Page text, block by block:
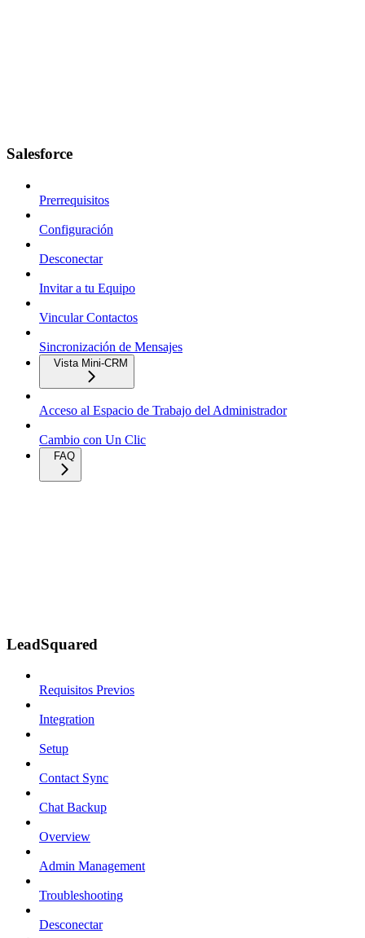
Salesforce
Prerrequisitos
Configuración
Desconectar
Invitar a tu Equipo
Vincular Contactos
Sincronización de Mensajes
Vista Mini-CRM
Acceso al Espacio de Trabajo del Administrador
Cambio con Un Clic
FAQ
LeadSquared
Requisitos Previos
Integration
Setup
Contact Sync
Chat Backup
Overview
Admin Management
Troubleshooting
Desconectar